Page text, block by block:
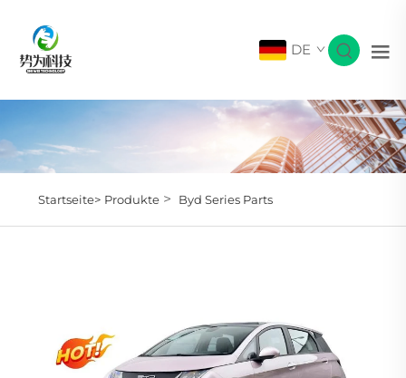
DE
Startseite> Produkte> Byd Series Parts